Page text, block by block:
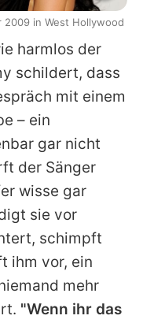
harmlos der
schildert, dass
mit einem
– ein
gar nicht
der Sänger
wisse gar
sie vor
schimpft
ihm vor, ein
mehr
"Wenn ihr das
2009 in West Hollywood